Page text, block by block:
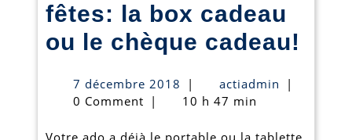
fêtes: la box cadeau
ou le chèque cadeau!
7 décembre 2018
décembre
| actiadmin actiadmin
|
0 Comment | 10 h 47 min